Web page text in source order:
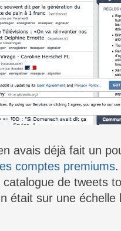
avais déjà fait un
comptes premiums.
de tweets
était sur une échelle